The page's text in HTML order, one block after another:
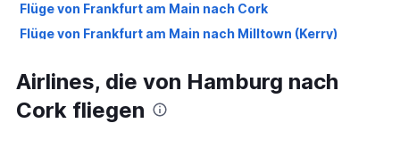
Flüge von Frankfurt am Main nach Cork
Flüge von Frankfurt am Main nach Milltown (Kerry)
Flüge von Frankfurt Hahn nach Cork
Flüge von Memmingen nach Dublin
Airlines, die von Hamburg nach
Cork fliegen